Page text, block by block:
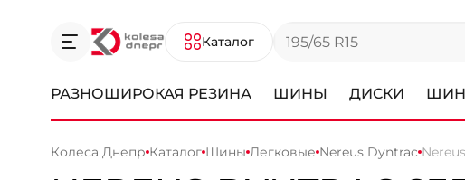
Каталог
РАЗНОШИРОКАЯ РЕЗИНА ШИНЫ ДИСКИ
Колеса Днепр Каталог Шины Легковые Nereus Dyntrac